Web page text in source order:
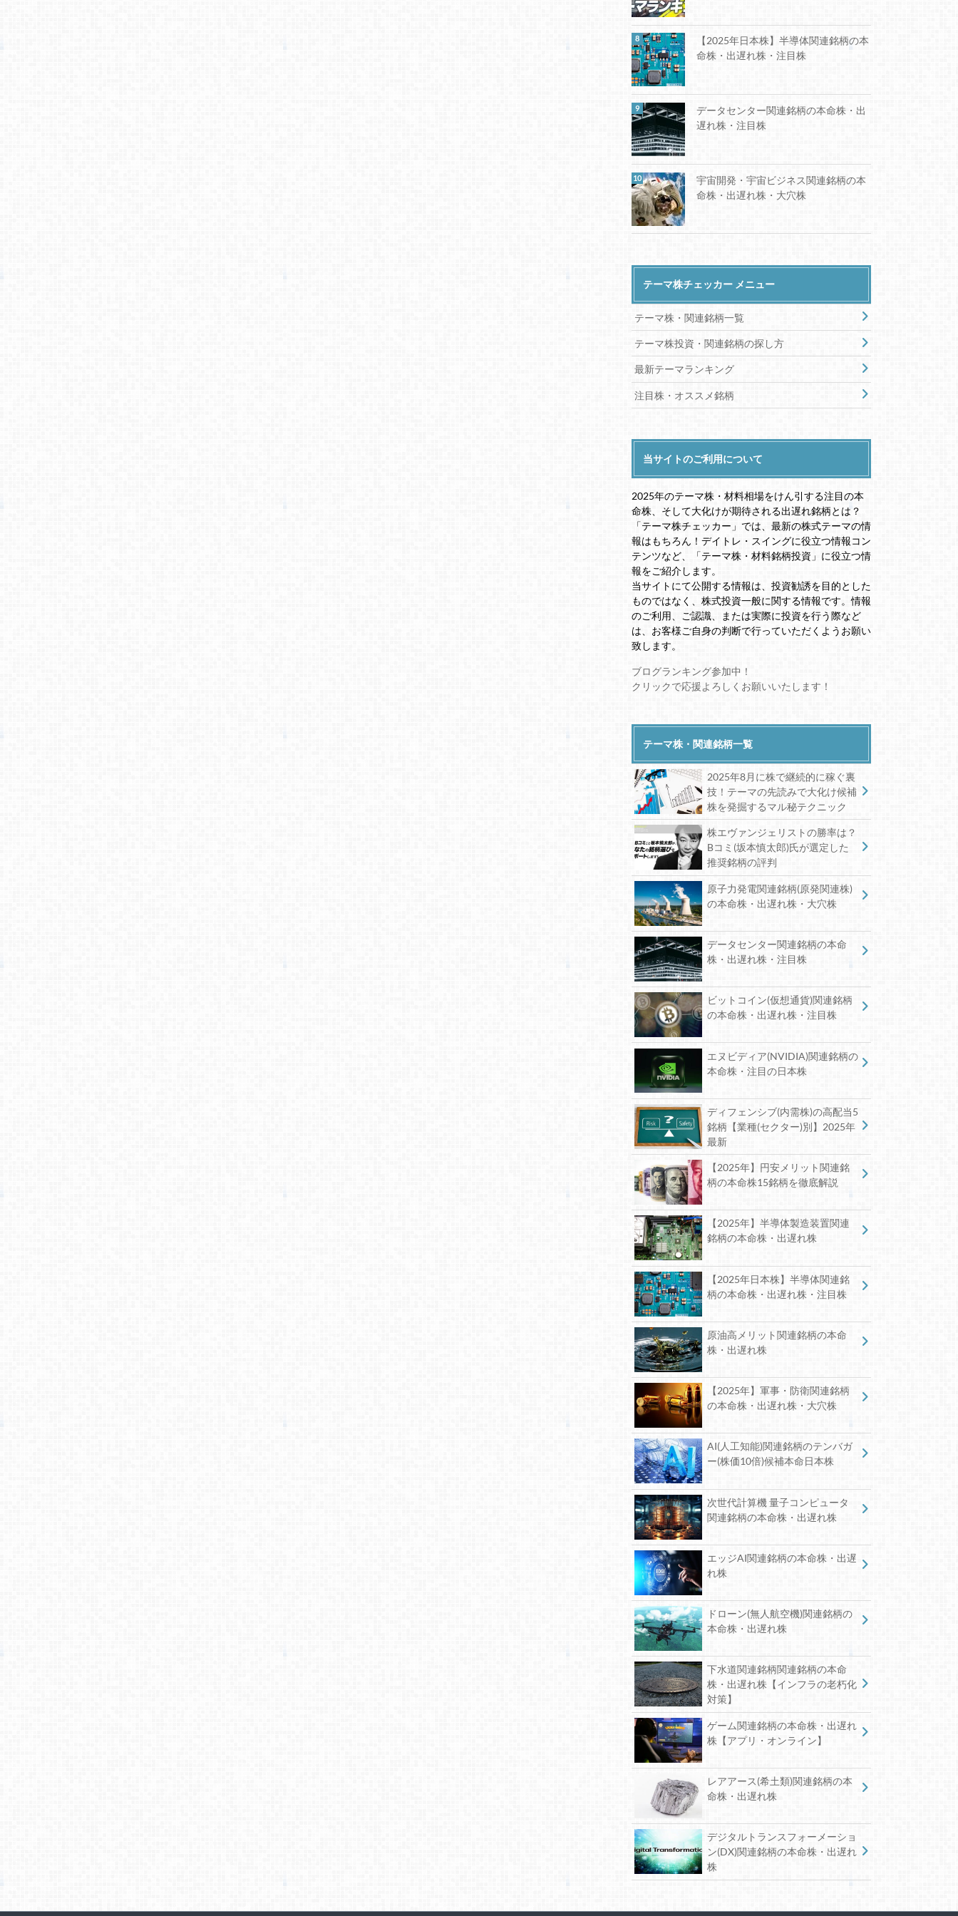
【2025年日本株】半導体関連銘柄の本
命株・出遅れ株・注目株
データセンター関連銘柄の本命株・出
遅れ株・注目株
宇宙開発・宇宙ビジネス関連銘柄の本
命株・出遅れ株・大穴株
テーマ株チェッカー メニュー
テーマ株・関連銘柄一覧
テーマ株投資・関連銘柄の探し方
最新テーマランキング
注目株・オススメ銘柄
当サイトのご利用について
2025年のテーマ株・材料相場をけん引する注目の本
命株、そして大化けが期待される出遅れ銘柄とは？
「テーマ株チェッカー」では、最新の株式テーマの情
報はもちろん！デイトレ・スイングに役立つ情報コン
テンツなど、「テーマ株・材料銘柄投資」に役立つ情
報をご紹介します。
当サイトにて公開する情報は、投資勧誘を目的とした
ものではなく、株式投資一般に関する情報です。情報
のご利用、ご認識、または実際に投資を行う際など
は、お客様ご自身の判断で行っていただくようお願い
致します。
ブログランキング参加中！
クリックで応援よろしくお願いいたします！
テーマ株・関連銘柄一覧
2025年8月に株で継続的に稼ぐ裏
技！テーマの先読みで大化け候補
株を発掘するマル秘テクニック
株エヴァンジェリストの勝率は？
Bコミ(坂本慎太郎)氏が選定した
推奨銘柄の評判
原子力発電関連銘柄(原発関連株)
の本命株・出遅れ株・大穴株
データセンター関連銘柄の本命
株・出遅れ株・注目株
ビットコイン(仮想通貨)関連銘柄
の本命株・出遅れ株・注目株
エヌビディア(NVIDIA)関連銘柄の
本命株・注目の日本株
ディフェンシブ(内需株)の高配当5
銘柄【業種(セクター)別】2025年
最新
【2025年】円安メリット関連銘
柄の本命株15銘柄を徹底解説
【2025年】半導体製造装置関連
銘柄の本命株・出遅れ株
【2025年日本株】半導体関連銘
柄の本命株・出遅れ株・注目株
原油高メリット関連銘柄の本命
株・出遅れ株
【2025年】軍事・防衛関連銘柄
の本命株・出遅れ株・大穴株
AI(人工知能)関連銘柄のテンバガ
ー(株価10倍)候補本命日本株
次世代計算機 量子コンピュータ
関連銘柄の本命株・出遅れ株
エッジAI関連銘柄の本命株・出遅
れ株
ドローン(無人航空機)関連銘柄の
本命株・出遅れ株
下水道関連銘柄関連銘柄の本命
株・出遅れ株【インフラの老朽化
対策】
ゲーム関連銘柄の本命株・出遅れ
株【アプリ・オンライン】
レアアース(希土類)関連銘柄の本
命株・出遅れ株
デジタルトランスフォーメーショ
ン(DX)関連銘柄の本命株・出遅れ
株